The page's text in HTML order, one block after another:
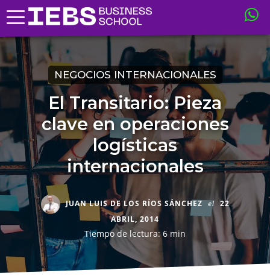
NEGOCIOS INTERNACIONALES
El Transitario: Pieza
clave en operaciones
logísticas
internacionales
JUAN LUIS DE LOS RÍOS SÁNCHEZ el 22
ABRIL, 2014
Tiempo de lectura: 6 min